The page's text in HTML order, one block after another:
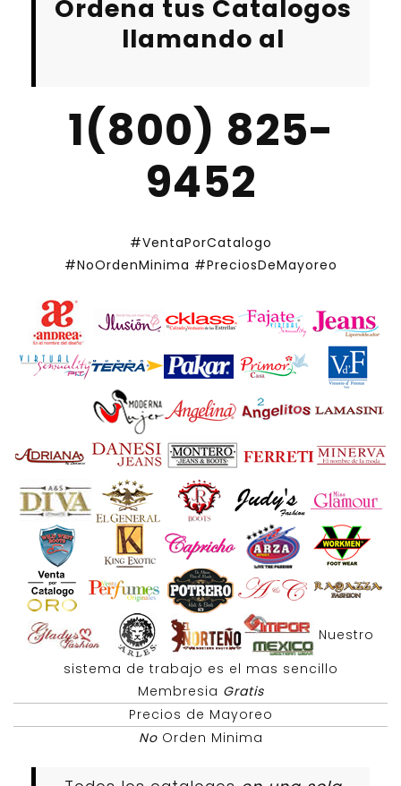
Ordena tus Catalogos
llamando al
1(800) 825-
9452
#VentaPorCatalogo
#NoOrdenMinima #PreciosDeMayoreo
Nuestro
sistema de trabajo es el mas sencillo
Membresia Gratis
Precios de Mayoreo
NoOrden Minima